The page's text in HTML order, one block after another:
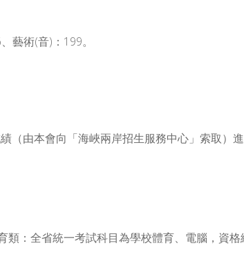
藝術(音)：199。
由本會向「海峽兩岸招生服務中心」索取）進
：全省統一考試科目為學校體育、電腦，資格